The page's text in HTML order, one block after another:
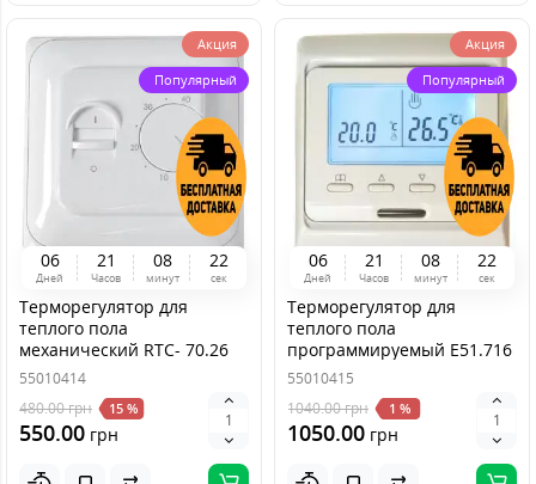
Акция
Популярный
06
Дней
21
Часов
08
минут
22
сек
Терморегулятор для
теплого пола
механический RTC- 70.26
55010414
480.00грн 15 %
550.00 грн
Акция
Популярный
06
Дней
21
Часов
08
минут
22
сек
Терморегулятор для
теплого пола
программируемый E51.716
55010415
1040.00грн 1 %
1050.00 грн